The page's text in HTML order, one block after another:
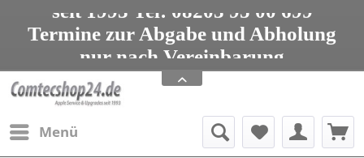
Termine zur Abgabe und Abholung
nur nach Vereinbarung
Apple Service, Upgrades und Zubehör
seit 1993 Tel: 08203 95 00 699
Menü